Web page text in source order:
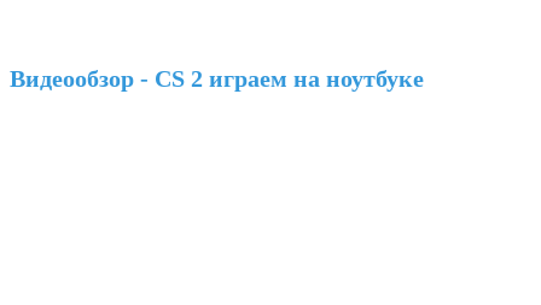
Видеообзор - CS 2 играем на ноутбуке